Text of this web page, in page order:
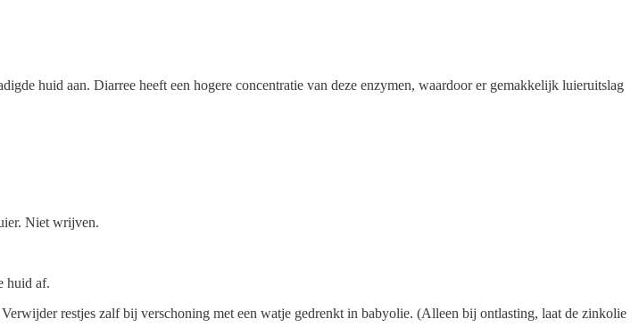
huid aan. Diarree heeft een hogere concentratie van deze enzymen, waardoor er gemakkelijk luieruitslag
Niet wrijven.
huid af.
restjes zalf bij verschoning met een watje gedrenkt in babyolie. (Alleen bij ontlasting, laat de zinkolie